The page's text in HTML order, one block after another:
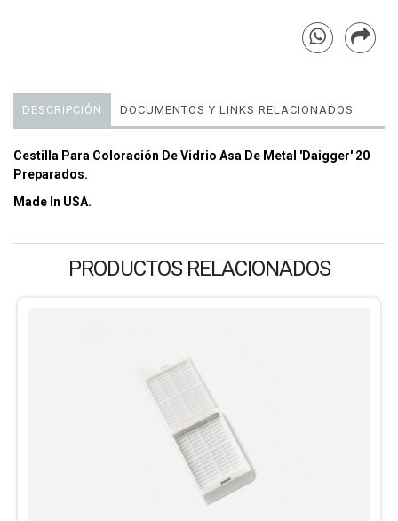
DESCRIPCIÓN DOCUMENTOS Y LINKS RELACIONADOS
Cestilla Para Coloración De Vidrio Asa De Metal 'Daigger' 20
Preparados.
Made In USA.
PRODUCTOS RELACIONADOS